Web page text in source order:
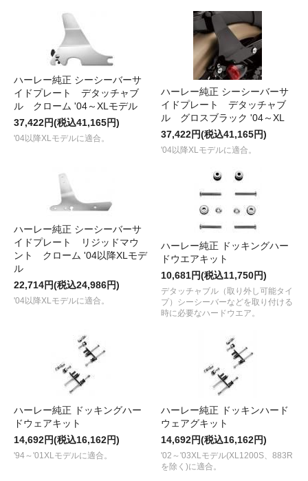
ハーレー純正 シーシーバーサ
イドプレート デタッチャブ
ル クローム '04～XLモデル
37,422円(税込41,165円)
'04以降XLモデルに適合。
ハーレー純正 シーシーバーサ
イドプレート デタッチャブ
ル グロスブラック '04～XL
37,422円(税込41,165円)
'04以降XLモデルに適合。
ハーレー純正 シーシーバーサ
イドプレート リジッドマウ
ント クローム '04以降XLモデ
ル
22,714円(税込24,986円)
'04以降XLモデルに適合。
ハーレー純正 ドッキングハー
ドウエアキット
10,681円(税込11,750円)
デタッチャブル（取り外し可能タイ
プ）シーシーバーなどを取り付ける
時に必要なハードウエア。
ハーレー純正 ドッキングハー
ドウェアキット
14,692円(税込16,162円)
'94～'01XLモデルに適合。
ハーレー純正 ドッキンハード
ウェアグキット
14,692円(税込16,162円)
'02～'03XLモデル(XL1200S、883R
を除く)に適合。